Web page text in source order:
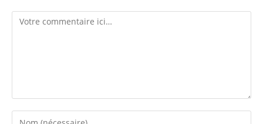
Comment
Enter